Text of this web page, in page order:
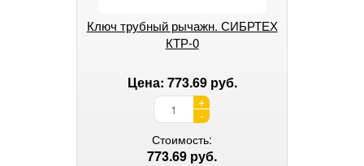
Ключ трубный рычажн. СИБРТЕХ
КТР-0
Цена: 773.69 руб.
+
-
Стоимость:
773.69 руб.